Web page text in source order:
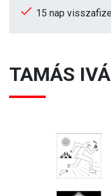
15 nap
TAMÁS